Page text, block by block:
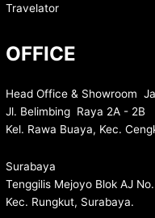
Travelator
OFFICE
Head Office & Showroom
Jl. Belimbing Raya 2A - 2B
Kel. Rawa Buaya, Kec.
Surabaya
Tenggilis Mejoyo Blok AJ
Kec. Rungkut, Surabaya.